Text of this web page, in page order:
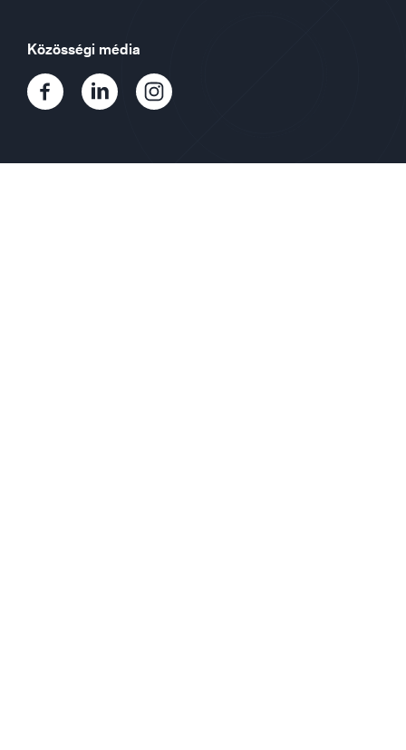
Közösségi média